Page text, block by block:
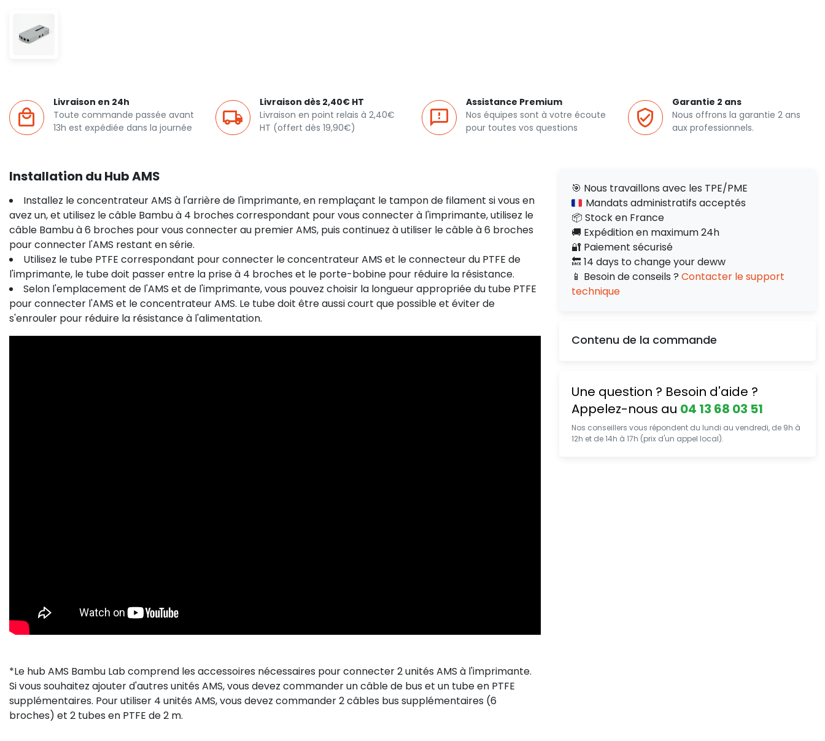
Livraison en 24h
Toute commande passée avant
13h est expédiée dans la journée
Livraison dès 2,40€ HT
Livraison en point relais à 2,40€
HT (offert dès 19,90€)
Assistance Premium
Nos équipes sont à votre écoute
pour toutes vos questions
Garantie 2 ans
Nous offrons la garantie 2 ans
aux professionnels.
Installation du Hub AMS
Installez le concentrateur AMS à l'arrière de l'imprimante, en remplaçant le tampon de filament si vous en
avez un, et utilisez le câble Bambu à 4 broches correspondant pour vous connecter à l'imprimante, utilisez le
câble Bambu à 6 broches pour vous connecter au premier AMS, puis continuez à utiliser le câble à 6 broches
pour connecter l'AMS restant en série.
Utilisez le tube PTFE correspondant pour connecter le concentrateur AMS et le connecteur du PTFE de
l'imprimante, le tube doit passer entre la prise à 4 broches et le porte-bobine pour réduire la résistance.
Selon l'emplacement de l'AMS et de l'imprimante, vous pouvez choisir la longueur appropriée du tube PTFE
pour connecter l'AMS et le concentrateur AMS. Le tube doit être aussi court que possible et éviter de
s'enrouler pour réduire la résistance à l'alimentation.
*Le hub AMS Bambu Lab comprend les accessoires nécessaires pour connecter 2 unités AMS à l'imprimante.
Si vous souhaitez ajouter d'autres unités AMS, vous devez commander un câble de bus et un tube en PTFE
supplémentaires. Pour utiliser 4 unités AMS, vous devez commander 2 câbles bus supplémentaires (6
broches) et 2 tubes en PTFE de 2 m.
🎯 Nous travaillons avec les TPE/PME
Mandats administratifs acceptés
📦 Stock en France
🚚 Expédition en maximum 24h
🔐 Paiement sécurisé
🔙 14 days to change your deww
📱 Besoin de conseils ? Contacter le support
technique
Contenu de la commande
Une question ? Besoin d'aide ?
Appelez-nous au 04 13 68 03 51
Nos conseillers vous répondent du lundi au vendredi, de 9h à
12h et de 14h à 17h (prix d'un appel local).